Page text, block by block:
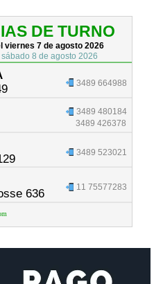
DE TURNO
viernes 7 de agosto 2026
8 de agosto 2026
3489 664988
3489 480184
3489 426378
3489 523021
636
11 75577283